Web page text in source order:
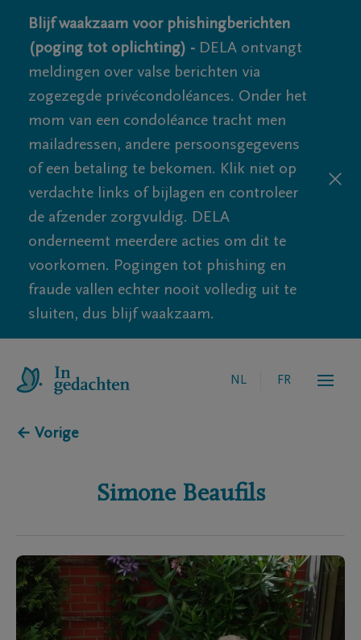
Blijf waakzaam voor phishingberichten
(poging tot oplichting) - DELA ontvangt
meldingen over valse berichten via
zogezegde privécondoléances. Onder het
mom van een condoléance tracht men
mailadressen, andere persoonsgegevens
of een betaling te bekomen. Klik niet op
verdachte links of bijlagen en controleer
de afzender zorgvuldig. DELA
onderneemt meerdere acties om dit te
voorkomen. Pogingen tot phishing en
fraude vallen echter nooit volledig uit te
sluiten, dus blijf waakzaam.
NL FR
← Vorige
Simone Beaufils